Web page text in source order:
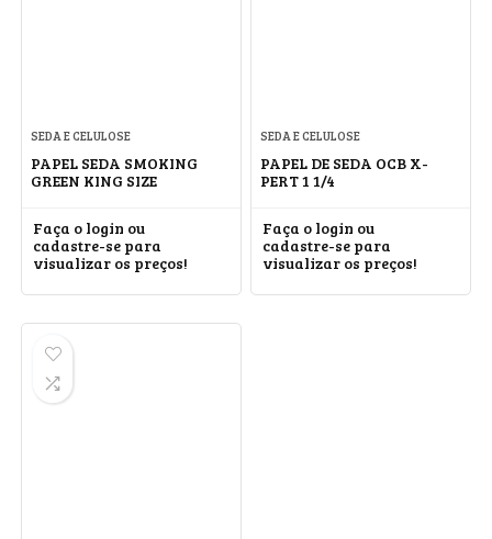
SEDA E CELULOSE
PAPEL SEDA SMOKING
GREEN KING SIZE
Faça o login ou
cadastre-se para
visualizar os preços!
SEDA E CELULOSE
PAPEL DE SEDA OCB X-
PERT 1 1/4
Faça o login ou
cadastre-se para
visualizar os preços!